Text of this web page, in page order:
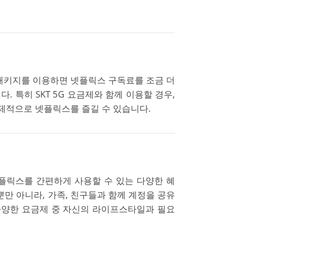
지를 이용하면 넷플릭스 구독료를 조금 더
. 특히 SKT 5G 요금제와 함께 이용할 경우,
적으로 넷플릭스를 즐길 수 있습니다.
릭스를 간편하게 사용할 수 있는 다양한 혜
아니라, 가족, 친구들과 함께 계정을 공유
한 요금제 중 자신의 라이프스타일과 필요